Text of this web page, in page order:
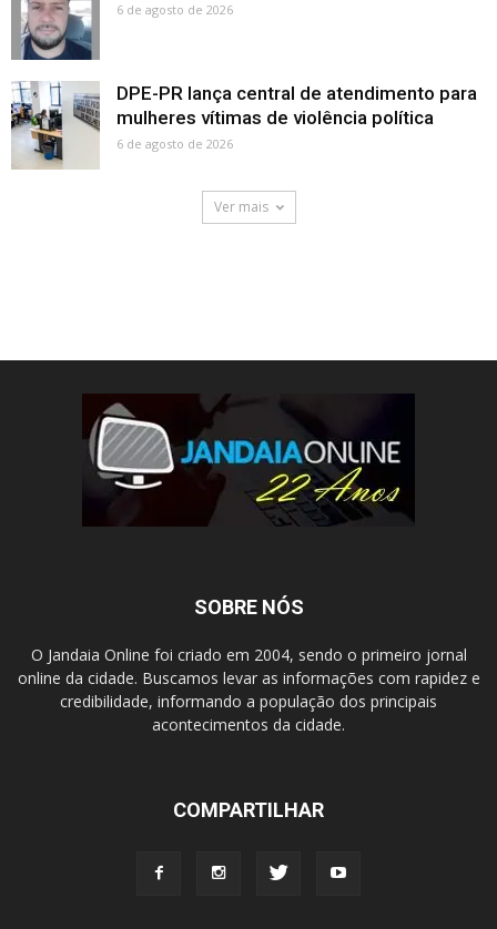
6 de agosto de 2026
DPE-PR lança central de atendimento para
mulheres vítimas de violência política
6 de agosto de 2026
Ver mais
SOBRE NÓS
O Jandaia Online foi criado em 2004, sendo o primeiro jornal
online da cidade. Buscamos levar as informações com rapidez e
credibilidade, informando a população dos principais
acontecimentos da cidade.
COMPARTILHAR